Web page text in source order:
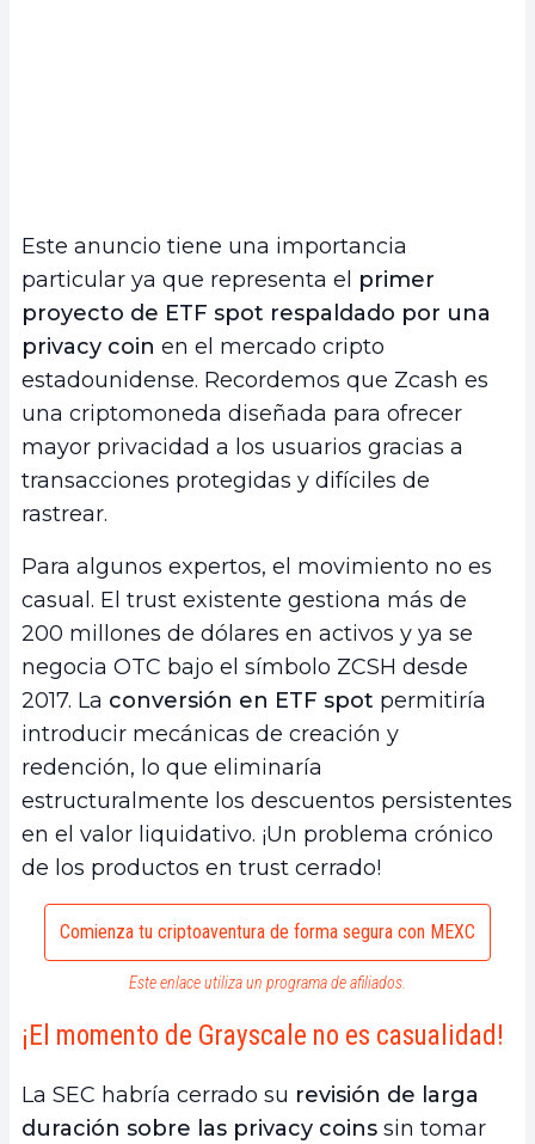
Este anuncio tiene una importancia
particular ya que representa el primer
proyecto de ETF spot respaldado por una
privacy coin en el mercado cripto
estadounidense. Recordemos que Zcash es
una criptomoneda diseñada para ofrecer
mayor privacidad a los usuarios gracias a
transacciones protegidas y difíciles de
rastrear.
Para algunos expertos, el movimiento no es
casual. El trust existente gestiona más de
200 millones de dólares en activos y ya se
negocia OTC bajo el símbolo ZCSH desde
2017. La conversión en ETF spot permitiría
introducir mecánicas de creación y
redención, lo que eliminaría
estructuralmente los descuentos persistentes
en el valor liquidativo. ¡Un problema crónico
de los productos en trust cerrado!
Comienza tu criptoaventura de forma segura con MEXC
Este enlace utiliza un programa de afiliados.
¡El momento de Grayscale no es casualidad!
La SEC habría cerrado su revisión de larga
duración sobre las privacy coins sin tomar